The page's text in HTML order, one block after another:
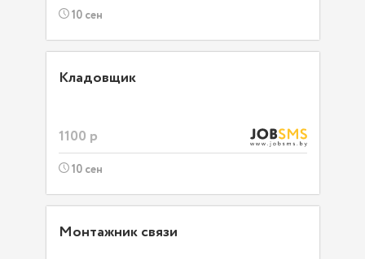
10 сен
Кладовщик
1100 р
10 сен
Монтажник связи